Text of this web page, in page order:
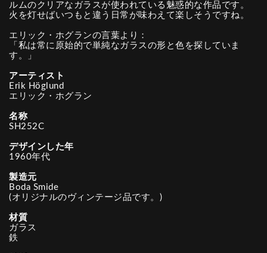
ルムのクリアなガラスが使われている魅惑的な作品です。
火を灯せばいつもと違う日常が味わえて楽しそうですね。
エリック・ホグランの言葉より：
「私は常に原始的で単純なガラスの形と色を探していま
す。」
アーティスト
Erik Höglund
エリック・ホグラン
名称
SH252C
デザインした年
1960年代
製造元
Boda Smide
(オリジナルのヴィンテージ品です。)
材質
ガラス
鉄